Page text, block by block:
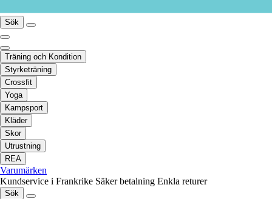
Sök
Träning och Kondition
Styrketräning
Crossfit
Yoga
Kampsport
Kläder
Skor
Utrustning
REA
Varumärken
Kundservice i Frankrike Säker betalning Enkla returer
Sök